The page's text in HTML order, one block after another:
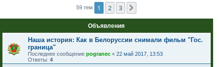
59 тем 1 2 3
Объявления
Наша история: Как в Белоруссии снимали фильм "Гос.
граница"
Последнее сообщение pogranec « 22 май 2017, 13:53
Ответы: 4